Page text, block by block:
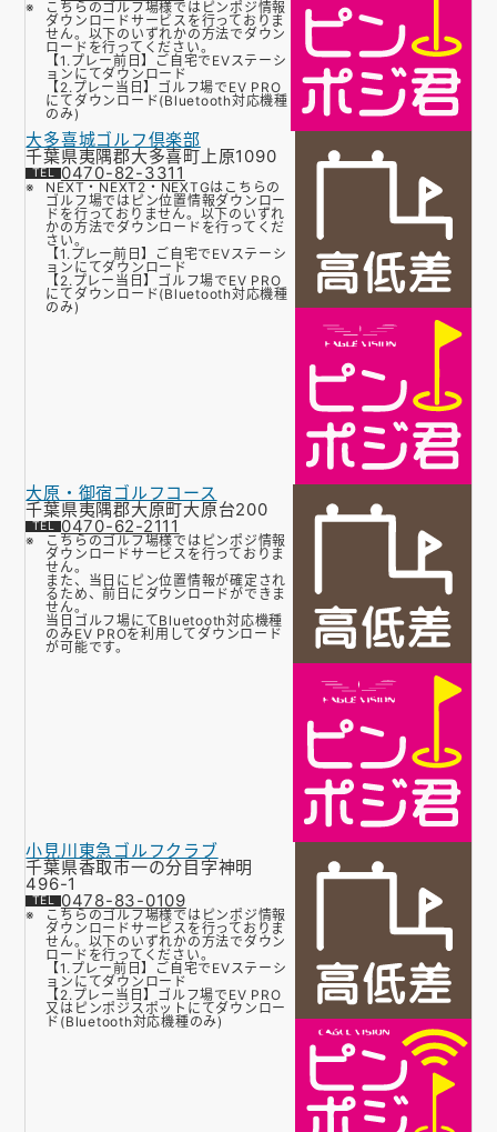
こちらのゴルフ場様ではピンポジ情報
ダウンロードサービスを行っておりま
せん。以下のいずれかの方法でダウン
ロードを行ってください。
【1.プレー前日】ご自宅でEVステーシ
ョンにてダウンロード
【2.プレー当日】ゴルフ場でEV PRO
にてダウンロード(Bluetooth対応機種
のみ)
大多喜城ゴルフ倶楽部
千葉県夷隅郡大多喜町上原1090
0470-82-3311
NEXT・NEXT2・NEXTGはこちらの
ゴルフ場ではピン位置情報ダウンロー
ドを行っておりません。以下のいずれ
かの方法でダウンロードを行ってくだ
さい。
【1.プレー前日】ご自宅でEVステーシ
ョンにてダウンロード
【2.プレー当日】ゴルフ場でEV PRO
にてダウンロード(Bluetooth対応機種
のみ)
大原・御宿ゴルフコース
千葉県夷隅郡大原町大原台200
0470-62-2111
こちらのゴルフ場様ではピンポジ情報
ダウンロードサービスを行っておりま
せん。
また、当日にピン位置情報が確定され
るため、前日にダウンロードができま
せん。
当日ゴルフ場にてBluetooth対応機種
のみEV PROを利用してダウンロード
が可能です。
小見川東急ゴルフクラブ
千葉県香取市一の分目字神明
496-1
0478-83-0109
こちらのゴルフ場様ではピンポジ情報
ダウンロードサービスを行っておりま
せん。以下のいずれかの方法でダウン
ロードを行ってください。
【1.プレー前日】ご自宅でEVステーシ
ョンにてダウンロード
【2.プレー当日】ゴルフ場でEV PRO
又はピンポジスポットにてダウンロー
ド(Bluetooth対応機種のみ)